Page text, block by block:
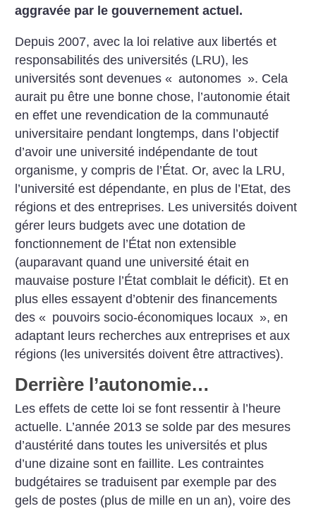
aggravée par le gouvernement actuel.
Depuis 2007, avec la loi relative aux libertés et
responsabilités des universités (LRU), les
universités sont devenues « autonomes ». Cela
aurait pu être une bonne chose, l’autonomie était
en effet une revendication de la communauté
universitaire pendant longtemps, dans l’objectif
d’avoir une université indépendante de tout
organisme, y compris de l’État. Or, avec la LRU,
l’université est dépendante, en plus de l’Etat, des
régions et des entreprises. Les universités doivent
gérer leurs budgets avec une dotation de
fonctionnement de l’État non extensible
(auparavant quand une université était en
mauvaise posture l’État comblait le déficit). Et en
plus elles essayent d’obtenir des financements
des « pouvoirs socio-économiques locaux », en
adaptant leurs recherches aux entreprises et aux
régions (les universités doivent être attractives).
Derrière l’autonomie…
Les effets de cette loi se font ressentir à l’heure
actuelle. L’année 2013 se solde par des mesures
d’austérité dans toutes les universités et plus
d’une dizaine sont en faillite. Les contraintes
budgétaires se traduisent par exemple par des
gels de postes (plus de mille en un an), voire des